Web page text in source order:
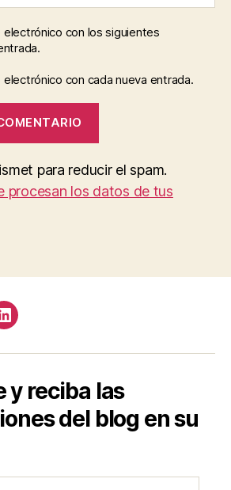
electrónico con los siguientes
electrónico con cada nueva entrada.
para reducir el spam.
procesan los datos de tus
LinkedIn
y reciba las
del blog en su